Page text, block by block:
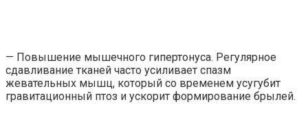
— Повышение мышечного гипертонуса. Регулярное
сдавливание тканей часто усиливает спазм
жевательных мышц, который со временем усугубит
гравитационный птоз и ускорит формирование брылей.